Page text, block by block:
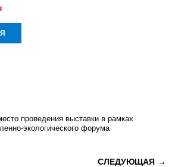
проведения выставки в рамках
экологического форума
СЛЕДУЮЩАЯ